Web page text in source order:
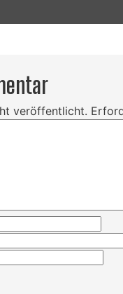
veröffentlicht.